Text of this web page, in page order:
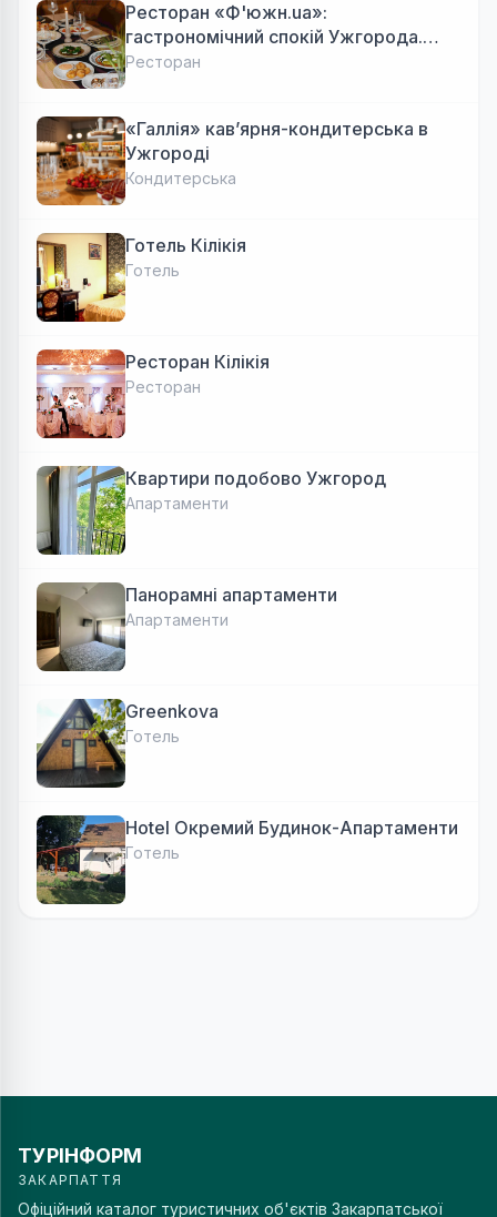
Ресторан «Ф'южн.ua»:
гастрономічний спокій Ужгорода.
Авторська локальна кухня, затишок
Ресторан
«Галлія» кав’ярня-кондитерська в
Ужгороді
Кондитерська
Готель Кілікія
Готель
Ресторан Кілікія
Ресторан
Квартири подобово Ужгород
Апартаменти
Панорамні апартаменти
Апартаменти
Greenkova
Готель
Hotel Окремий Будинок-Апартаменти
Готель
ТУРІНФОРМ
ЗАКАРПАТТЯ
Офіційний каталог туристичних об'єктів Закарпатської